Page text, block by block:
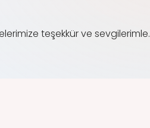
teşekkür ve sevgilerimle.